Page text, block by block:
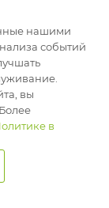
29А-3.
от 27.05.2019 г.
в Едином Торговом
Оплата
ЕРИП, bePaid
нашими
событий
вы
в